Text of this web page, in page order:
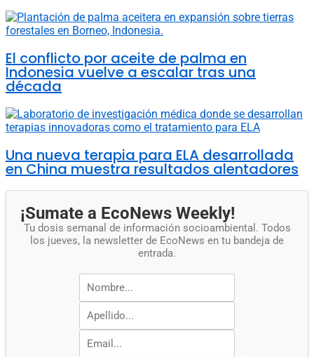
El conflicto por aceite de palma en
Indonesia vuelve a escalar tras una
década
Una nueva terapia para ELA desarrollada
en China muestra resultados alentadores
¡Sumate a EcoNews Weekly!
Tu dosis semanal de información socioambiental. Todos
los jueves, la newsletter de EcoNews en tu bandeja de
entrada.